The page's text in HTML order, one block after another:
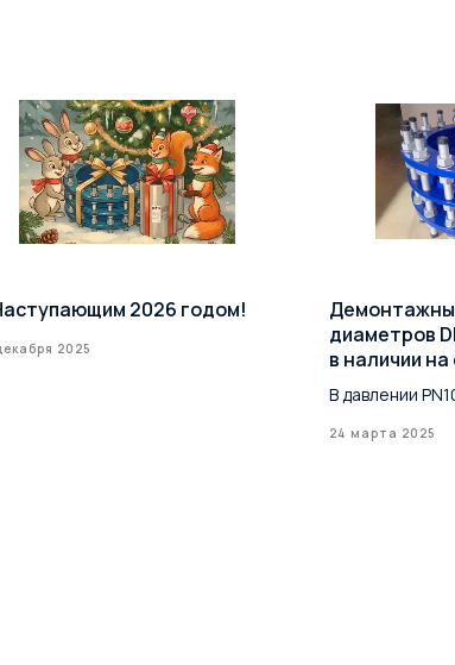
2026 годом!
2025
диаметров
в наличии
В давлении
24 марта 2025